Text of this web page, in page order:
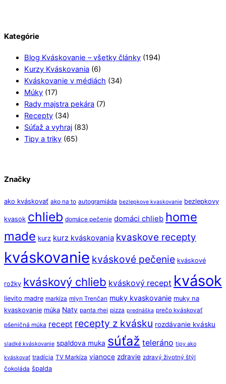
Kategórie
Blog Kváskovanie – všetky články (194)
Kurzy Kváskovania (6)
Kváskovanie v médiách (34)
Múky (17)
Rady majstra pekára (7)
Recepty (34)
Súťaž a vyhraj (83)
Tipy a triky (65)
Značky
ako kváskovať ako na to autogramiáda bezlepkove kvaskovanie bezlepkovy
kvasok chlieb domáce pečenie domáci chlieb home
made kurz kurz kváskovania kvaskove recepty
kváskovanie kváskové pečenie kváskové
rožky kváskový chlieb kváskový recept kvások
lievito madre markíza mlyn Trenčan muky kvaskovanie muky na
kvaskovanie múka Naty panta rhei pizza prednáška prečo kváskovať
pšeničná múka recept recepty z kvásku rozdávanie kvásku
sladké kváskovanie spaldova muka súťaž teleráno tipy ako
kváskovať tradícia TV Markíza vianoce zdravie zdravý životný štýl
čokoláda špalda